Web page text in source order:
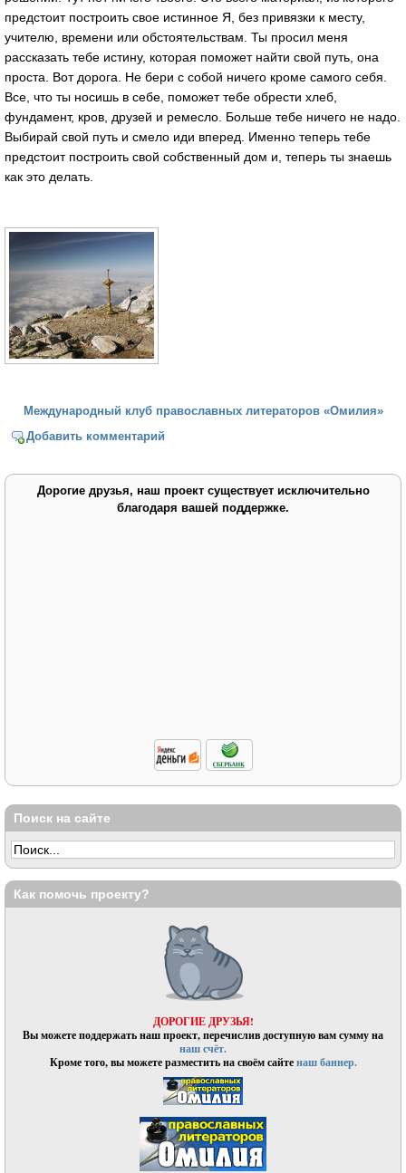
предстоит построить свое истинное Я, без привязки к месту,
учителю, времени или обстоятельствам. Ты просил меня
рассказать тебе истину, которая поможет найти свой путь, она
проста. Вот дорога. Не бери с собой ничего кроме самого себя.
Все, что ты носишь в себе, поможет тебе обрести хлеб,
фундамент, кров, друзей и ремесло. Больше тебе ничего не надо.
Выбирай свой путь и смело иди вперед. Именно теперь тебе
предстоит построить свой собственный дом и, теперь ты знаешь
как это делать.
Международный клуб православных литераторов «Омилия»
Добавить комментарий
Дорогие друзья, наш проект существует исключительно
благодаря вашей поддержке.
Поиск на сайте
Как помочь проекту?
ДОРОГИЕ ДРУЗЬЯ!
Вы можете поддержать наш проект, перечислив доступную вам сумму на
наш счёт.
Кроме того, вы можете разместить на своём сайтенаш баннер.